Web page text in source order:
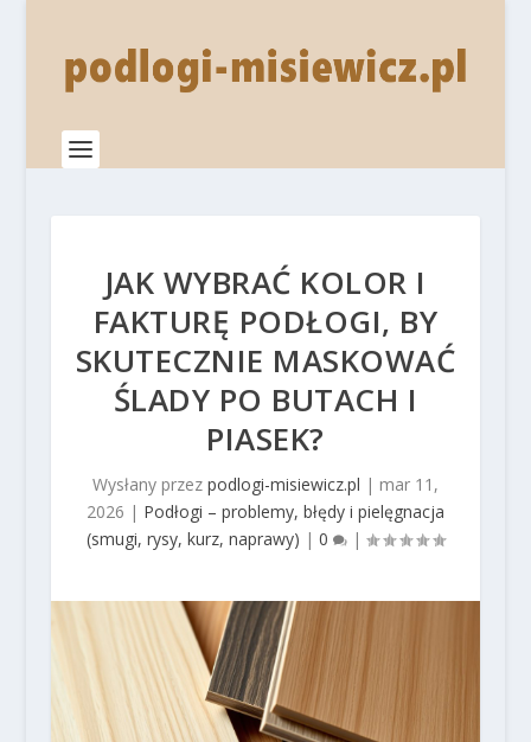
JAK WYBRAĆ KOLOR I
FAKTURĘ PODŁOGI, BY
SKUTECZNIE MASKOWAĆ
ŚLADY PO BUTACH I
PIASEK?
Wysłany przez podlogi-misiewicz.pl | mar 11,
2026 | Podłogi – problemy, błędy i pielęgnacja
(smugi, rysy, kurz, naprawy) | 0 |